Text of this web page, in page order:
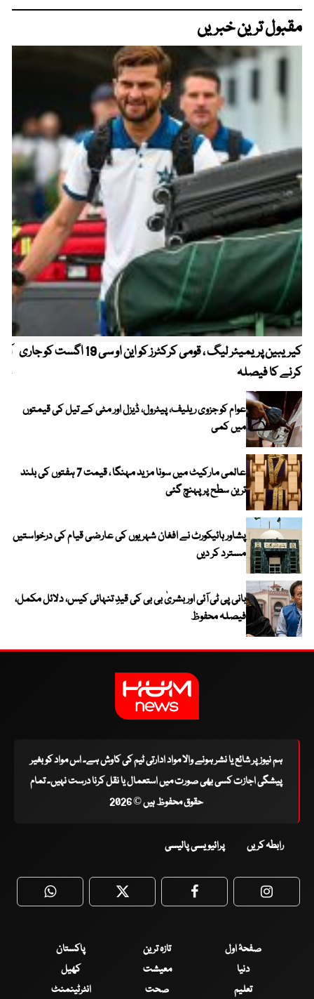
مقبول ترین خبریں
کیریبین پریمیئر لیگ ، قومی کرکٹرز کو این او سی 19 اگست کو جاری
کرنے کا فیصلہ
عوام کو جزوی ریلیف، پیٹرول، ڈیزل اور مٹی کے تیل کی قیمتوں
میں کمی
عالمی مارکیٹ میں سونا مزید مہنگا ، قیمت 7 ہفتوں کی بلند
ترین سطح پر پہنچ گئی
پشاور ہائیکورٹ نے افغان شہریوں کی عارضی قیام کی درخواستیں
مسترد کر دیں
بانی پی ٹی آئی اور بشریٰ بی بی کی قیدِ تنہائی کیس، دلائل مکمل،
فیصلہ محفوظ
ہم نیوز پر شائع یا نشر ہونے والا مواد ادارتی ٹیم کی کاوش ہے۔ اس مواد کو بغیر
پیشگی اجازت کسی بھی صورت میں استعمال یا نقل کرنا درست نہیں۔ تمام
حقوق محفوظ ہیں © 2026
رابطہ کریں پرائیویسی پالیسی
WhatsApp Twitter Facebook
صفحۂ اول تازہ ترین
پاکستان
دنیا
معیشت
کھیل
تعلیم
صحت انٹرٹینمنٹ